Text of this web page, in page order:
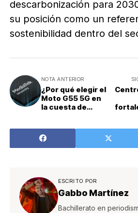
descarbonización para
su posición como un
sostenibilidad dentro del
NOTA ANTERIOR
¿Por qué elegir el
Moto G55 5G en
la cuesta de
ESCRITO POR
Gabbo Martínez
Bachillerato en